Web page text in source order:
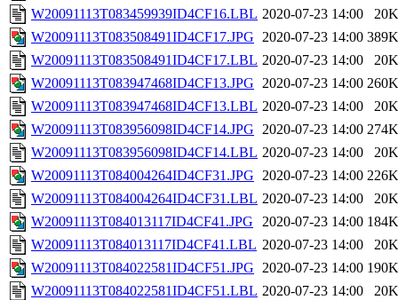
W20091113T083459939ID4CF16.LBL 2020-07-23 14:00
20K
W20091113T083508491ID4CF17.JPG 2020-07-23 14:00 389K
W20091113T083508491ID4CF17.LBL 2020-07-23 14:00
20K
W20091113T083947468ID4CF13.JPG 2020-07-23 14:00 260K
W20091113T083947468ID4CF13.LBL 2020-07-23 14:00
20K
W20091113T083956098ID4CF14.JPG 2020-07-23 14:00 274K
W20091113T083956098ID4CF14.LBL 2020-07-23 14:00
20K
W20091113T084004264ID4CF31.JPG 2020-07-23 14:00 226K
W20091113T084004264ID4CF31.LBL 2020-07-23 14:00
20K
W20091113T084013117ID4CF41.JPG
2020-07-23 14:00 184K
W20091113T084013117ID4CF41.LBL 2020-07-23 14:00
20K
W20091113T084022581ID4CF51.JPG 2020-07-23 14:00 190K
W20091113T084022581ID4CF51.LBL 2020-07-23 14:00
20K